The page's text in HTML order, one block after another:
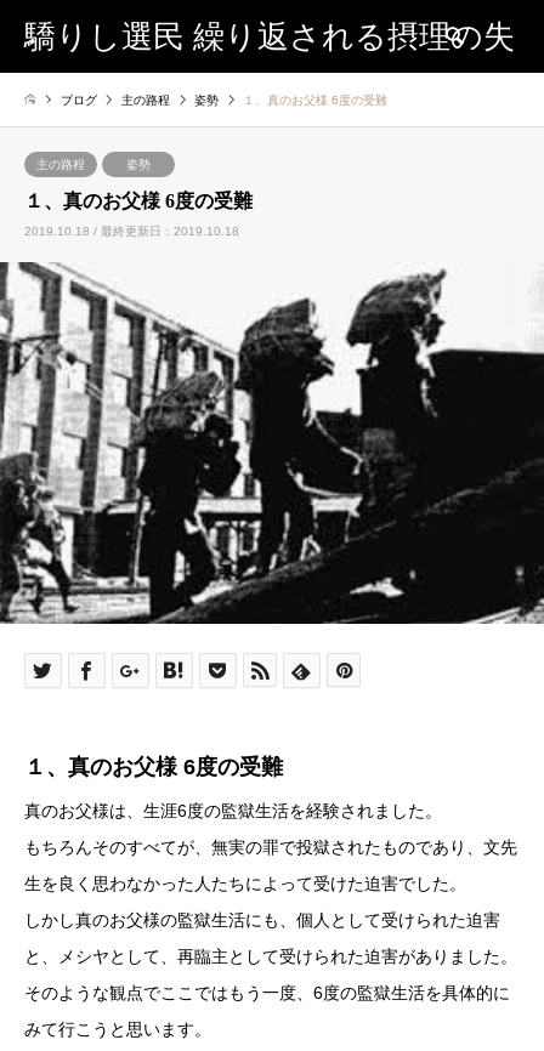
驕りし選民 繰り返される摂理の失
敗
検索
ブログ 主の路程 姿勢 １、真のお父様 6度の受難
主の路程 姿勢
１、真のお父様 6度の受難
2019.10.18 / 最終更新日：2019.10.18
１、真のお父様 6度の受難
真のお父様は、生涯6度の監獄生活を経験されました。
もちろんそのすべてが、無実の罪で投獄されたものであり、文先
生を良く思わなかった人たちによって受けた迫害でした。
しかし真のお父様の監獄生活にも、個人として受けられた迫害
と、メシヤとして、再臨主として受けられた迫害がありました。
そのような観点でここではもう一度、6度の監獄生活を具体的に
みて行こうと思います。